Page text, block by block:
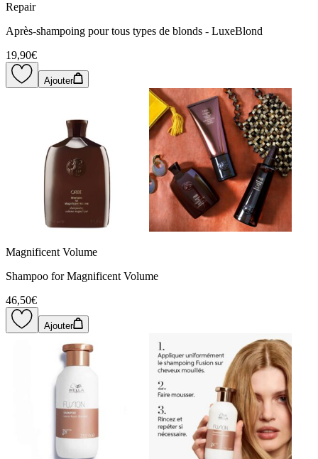
Repair
Après-shampoing pour tous types de blonds - LuxeBlond
19,90€
Ajouter
Magnificent Volume
Shampoo for Magnificent Volume
46,50€
Ajouter